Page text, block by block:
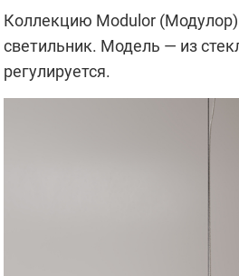
Коллекцию Modulor
светильник. Модель — из
регулируется.